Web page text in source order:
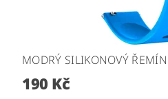
MODRÝ SILIKONOVÝ
190 Kč